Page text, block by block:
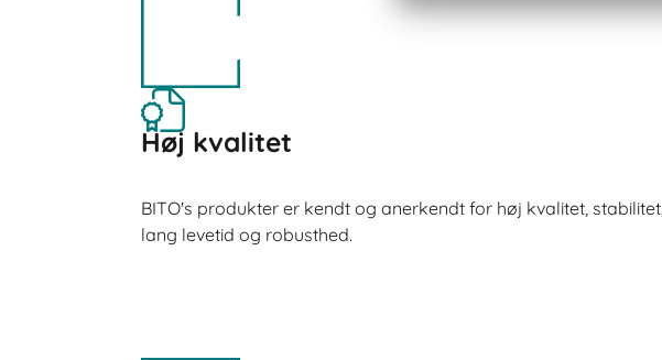
Høj kvalitet
BITO's produkter er kendt og anerkendt for høj kvalitet, stabilitet,
lang levetid og robusthed.